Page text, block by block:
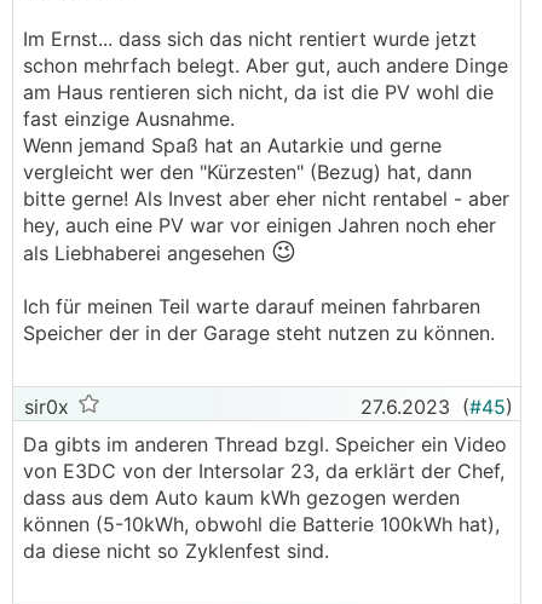
Im Ernst... dass sich das nicht rentiert wurde jetzt
schon mehrfach belegt. Aber gut, auch andere Dinge
am Haus rentieren sich nicht, da ist die PV wohl die
fast einzige Ausnahme.
Wenn jemand Spaß hat an Autarkie und gerne
vergleicht wer den "Kürzesten" (Bezug) hat, dann
bitte gerne! Als Invest aber eher nicht rentabel - aber
hey, auch eine PV war vor einigen Jahren noch eher
als Liebhaberei angesehen 😉
Ich für meinen Teil warte darauf meinen fahrbaren
Speicher der in der Garage steht nutzen zu können.
sir0x 27.6.2023 (#45)
Da gibts im anderen Thread bzgl. Speicher ein Video
von E3DC von der Intersolar 23, da erklärt der Chef,
dass aus dem Auto kaum kWh gezogen werden
können (5-10kWh, obwohl die Batterie 100kWh hat),
da diese nicht so Zyklenfest sind.